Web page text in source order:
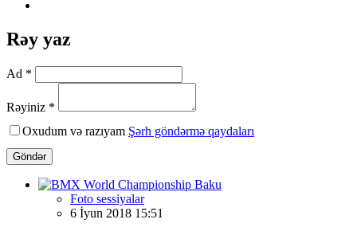
Rəy yaz
Ad *
Rəyiniz *
Oxudum və razıyam Şərh göndərmə qaydaları
Göndər
Foto sessiyalar
6 İyun 2018 15:51